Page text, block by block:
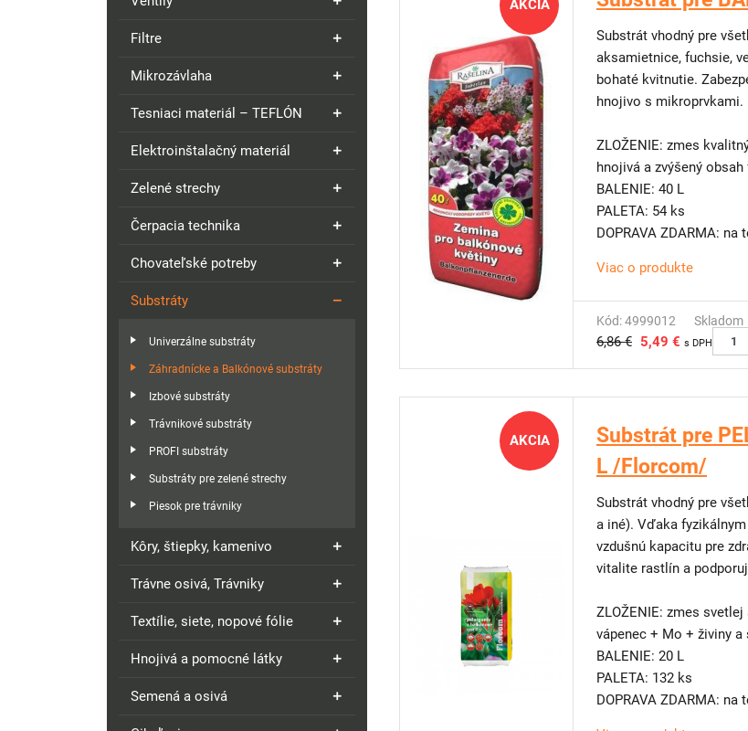
Filtre
Mikrozávlaha
Tesniaci materiál – TEFLÓN
Elektroinštalačný materiál
Zelené strechy
Čerpacia technika
Chovateľské potreby
Substráty
Univerzálne substráty
Záhradnícke a Balkónové substráty
Izbové substráty
Trávnikové substráty
PROFI substráty
Substráty pre zelené strechy
Piesok pre trávniky
Kôry, štiepky, kamenivo
Trávne osivá, Trávniky
Textílie, siete, nopové fólie
Hnojivá a pomocné látky
Semená a osivá
AKCIA
Substrát vhodný pre
aksamietnice, fuchsie,
bohaté kvitnutie.
hnojivo s mikroprvkami.
ZLOŽENIE: zmes
hnojivá a zvýšený
BALENIE: 40 L
PALETA: 54 ks
DOPRAVA ZDARMA:
TIP OD NÁS: Máte málo
Skústevertikálne steny.
vertikálne zelené steny,
obmedzenom priestore.
Výhody, údržba a výber
Viac o produkte
Kód: 4999012 Skladom
6,86 € 5,49 € s DPH
AKCIA
Substrát pre
L /Florcom/
Substrát vhodný pre
a iné). Vďaka
vzdušnú kapacitu pre
vitalite rastlín a
ZLOŽENIE: zmes
vápenec + Mo + živiny a
BALENIE: 20 L
PALETA: 132 ks
DOPRAVA ZDARMA: